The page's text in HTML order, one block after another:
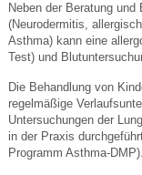
Neben der Beratung
(Neurodermitis,
Asthma) kann eine
Test) und
Die Behandlung von
regelmäßige
Untersuchungen der
in der Praxis
Programm Asthma-DMP).